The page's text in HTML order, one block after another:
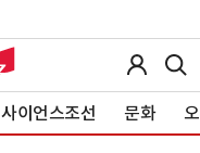
사이언스조선 문화